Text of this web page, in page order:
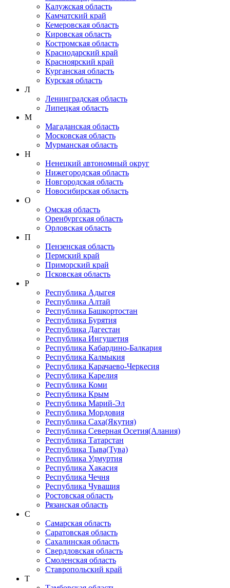
Калужская область
Камчатский край
Кемеровская область
Кировская область
Костромская область
Краснодарский край
Красноярский край
Курганская область
Курская область
Л
Ленинградская область
Липецкая область
М
Магаданская область
Московская область
Мурманская область
Н
Ненецкий автономный округ
Нижегородская область
Новгородская область
Новосибирская область
О
Омская область
Оренбургская область
Орловская область
П
Пензенская область
Пермский край
Приморский край
Псковская область
Р
Республика Адыгея
Республика Алтай
Республика Башкортостан
Республика Бурятия
Республика Дагестан
Республика Ингушетия
Республика Кабардино-Балкария
Республика Калмыкия
Республика Карачаево-Черкеcия
Республика Карелия
Республика Коми
Республика Крым
Республика Марий-Эл
Республика Мордовия
Республика Саха(Якутия)
Республика Северная Осетия(Алания)
Республика Татарстан
Республика Тыва(Тува)
Республика Удмуртия
Республика Хакасия
Республика Чечня
Республика Чувашия
Ростовская область
Рязанская область
С
Самарская область
Саратовская область
Сахалинская область
Свердловская область
Смоленская область
Ставропольский край
Т